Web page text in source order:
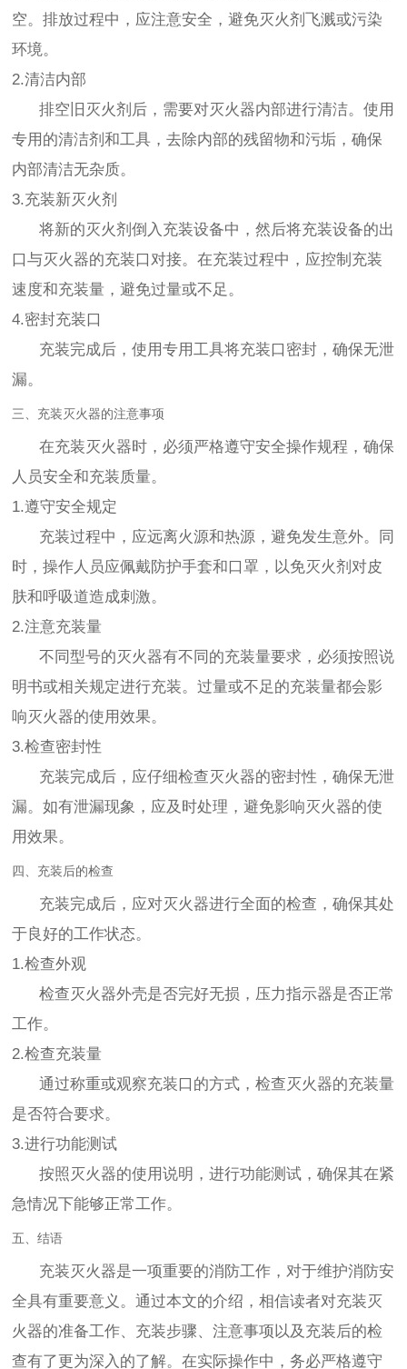
空。排放过程中，应注意安全，避免灭火剂飞溅或污染
环境。
2.清洁内部
排空旧灭火剂后，需要对灭火器内部进行清洁。使用
专用的清洁剂和工具，去除内部的残留物和污垢，确保
内部清洁无杂质。
3.充装新灭火剂
将新的灭火剂倒入充装设备中，然后将充装设备的出
口与灭火器的充装口对接。在充装过程中，应控制充装
速度和充装量，避免过量或不足。
4.密封充装口
充装完成后，使用专用工具将充装口密封，确保无泄
漏。
三、充装灭火器的注意事项
在充装灭火器时，必须严格遵守安全操作规程，确保
人员安全和充装质量。
1.遵守安全规定
充装过程中，应远离火源和热源，避免发生意外。同
时，操作人员应佩戴防护手套和口罩，以免灭火剂对皮
肤和呼吸道造成刺激。
2.注意充装量
不同型号的灭火器有不同的充装量要求，必须按照说
明书或相关规定进行充装。过量或不足的充装量都会影
响灭火器的使用效果。
3.检查密封性
充装完成后，应仔细检查灭火器的密封性，确保无泄
漏。如有泄漏现象，应及时处理，避免影响灭火器的使
用效果。
四、充装后的检查
充装完成后，应对灭火器进行全面的检查，确保其处
于良好的工作状态。
1.检查外观
检查灭火器外壳是否完好无损，压力指示器是否正常
工作。
2.检查充装量
通过称重或观察充装口的方式，检查灭火器的充装量
是否符合要求。
3.进行功能测试
按照灭火器的使用说明，进行功能测试，确保其在紧
急情况下能够正常工作。
五、结语
充装灭火器是一项重要的消防工作，对于维护消防安
全具有重要意义。通过本文的介绍，相信读者对充装灭
火器的准备工作、充装步骤、注意事项以及充装后的检
查有了更为深入的了解。在实际操作中，务必严格遵守